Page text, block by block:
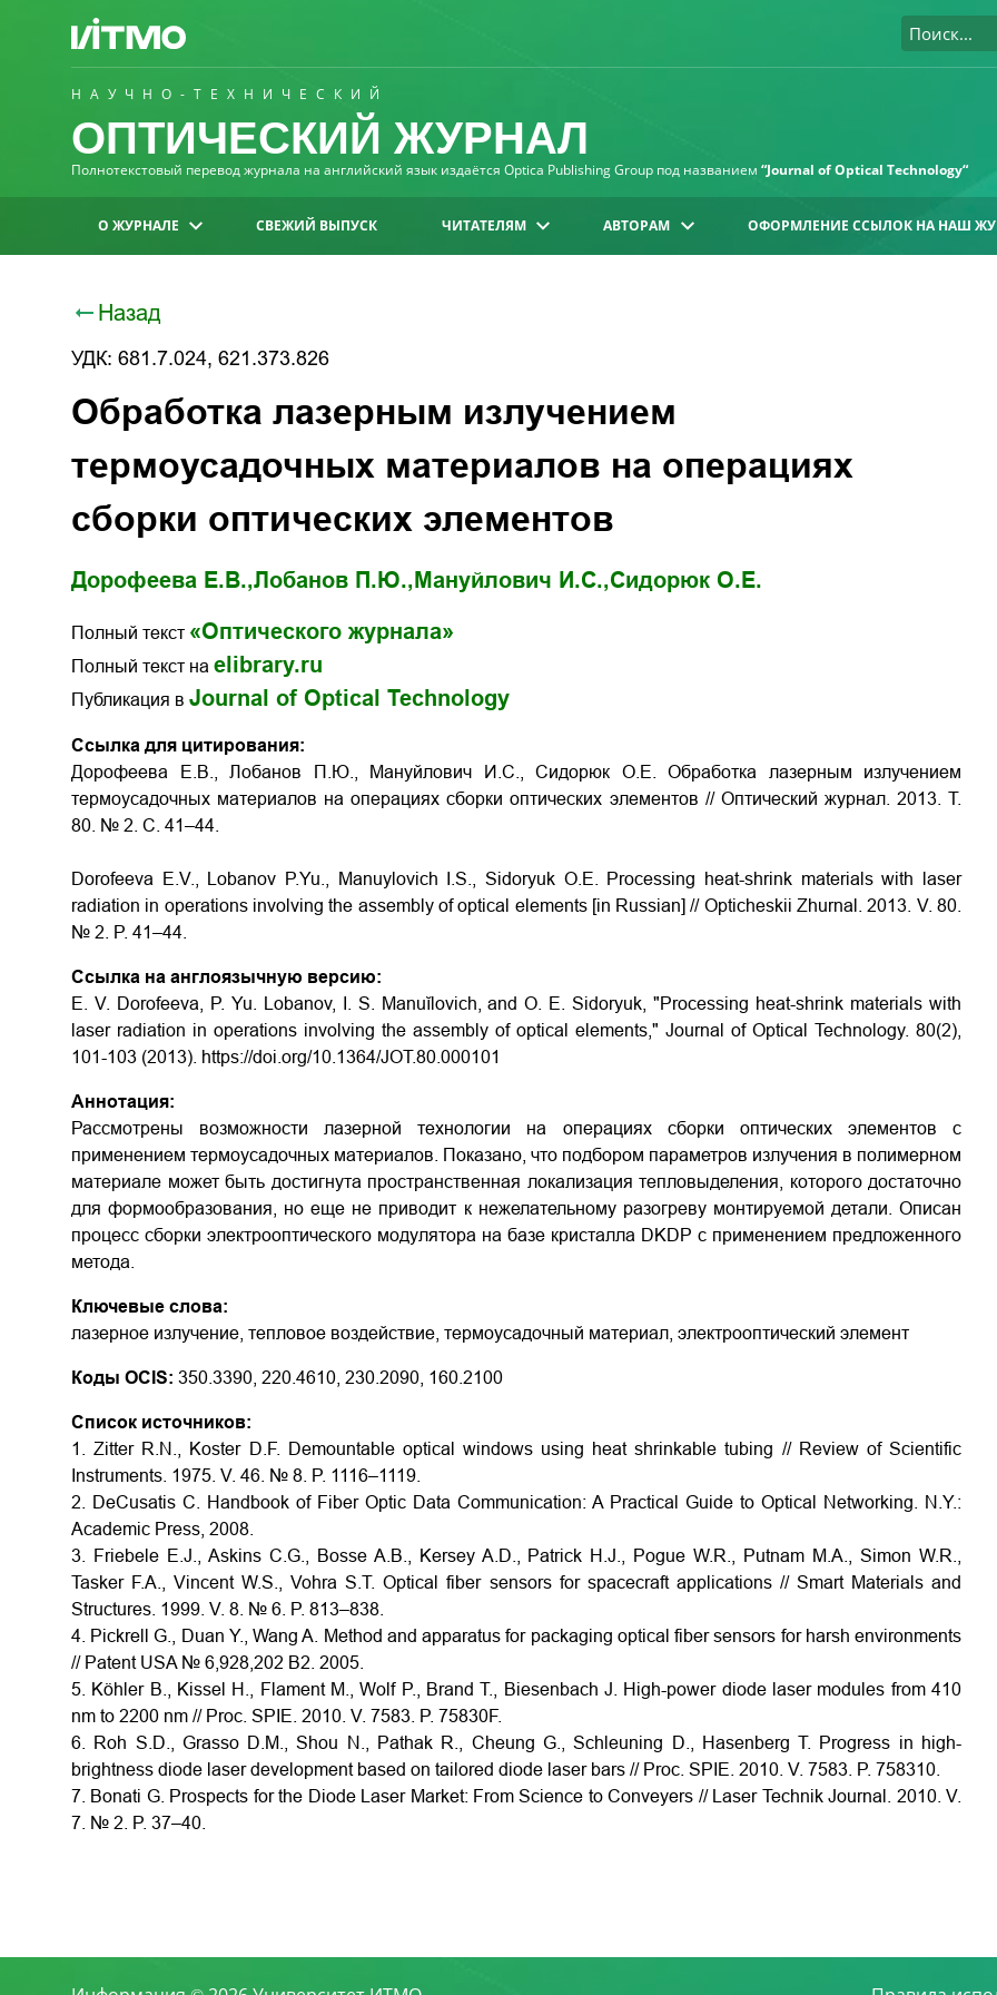
НАУЧНО-ТЕХНИЧЕСКИЙ
ОПТИЧЕСКИЙ ЖУРНАЛ
Полнотекстовый перевод журнала на английский язык издаётся Optica Publishing Group под названием “Journal of Optical Technology“
О ЖУРНАЛЕ СВЕЖИЙ ВЫПУСК ЧИТАТЕЛЯМ АВТОРАМ ОФОРМЛЕНИЕ ССЫЛОК НА НАШ
Назад
УДК: 681.7.024, 621.373.826
Обработка лазерным излучением
термоусадочных материалов на операциях
сборки оптических элементов
Дорофеева Е.В.,Лобанов П.Ю., Мануйлович И.С.,Сидорюк О.Е.
Полный текст «Оптического журнала»
Полный текст на elibrary.ru
Публикация в Journal of Optical Technology
Ссылка для цитирования:
Дорофеева Е.В., Лобанов П.Ю., Мануйлович И.С., Сидорюк О.Е. Обработка лазерным излучением
термоусадочных материалов на операциях сборки оптических элементов // Оптический журнал. 2013. Т.
80. № 2. С. 41–44.
Dorofeeva E.V., Lobanov P.Yu., Manuylovich I.S., Sidoryuk O.E. Processing heat-shrink materials with laser
radiation in operations involving the assembly of optical elements [in Russian] // Opticheskii Zhurnal. 2013. V. 80.
№ 2. P. 41–44.
Ссылка на англоязычную версию:
E. V. Dorofeeva, P. Yu. Lobanov, I. S. Manuĭlovich, and O. E. Sidoryuk, "Processing heat-shrink materials with
laser radiation in operations involving the assembly of optical elements," Journal of Optical Technology. 80(2),
101-103 (2013). https://doi.org/10.1364/JOT.80.000101
Аннотация:
Рассмотрены возможности лазерной технологии на операциях сборки оптических элементов с
применением термоусадочных материалов. Показано, что подбором параметров излучения в полимерном
материале может быть достигнута пространственная локализация тепловыделения, которого достаточно
для формообразования, но еще не приводит к нежелательному разогреву монтируемой детали. Описан
процесс сборки электрооптического модулятора на базе кристалла DKDP с применением предложенного
метода.
Ключевые слова:
лазерное излучение, тепловое воздействие, термоусадочный материал, электрооптический элемент
Коды OCIS: 350.3390, 220.4610, 230.2090, 160.2100
Список источников:
1. Zitter R.N., Koster D.F. Demountable optical windows using heat shrinkable tubing // Review of Scientific
Instruments. 1975. V. 46. № 8. P. 1116–1119.
2. DeCusatis C. Handbook of Fiber Optic Data Communication: A Practical Guide to Optical Networking. N.Y.:
Academic Press, 2008.
3. Friebele E.J., Askins C.G., Bosse A.B., Kersey A.D., Patrick H.J., Pogue W.R., Putnam M.A., Simon W.R.,
Tasker F.A., Vincent W.S., Vohra S.T. Optical fiber sensors for spacecraft applications // Smart Materials and
Structures. 1999. V. 8. № 6. P. 813–838.
4. Pickrell G., Duan Y., Wang A. Method and apparatus for packaging optical fiber sensors for harsh environments
// Patent USA № 6,928,202 B2. 2005.
5. Köhler B., Kissel H., Flament M., Wolf P., Brand T., Biesenbach J. High-power diode laser modules from 410
nm to 2200 nm // Proc. SPIE. 2010. V. 7583. P. 75830F.
6. Roh S.D., Grasso D.M., Shou N., Pathak R., Cheung G., Schleuning D., Hasenberg T. Progress in high-
brightness diode laser development based on tailored diode laser bars // Proc. SPIE. 2010. V. 7583. P. 758310.
7. Bonati G. Prospects for the Diode Laser Market: From Science to Conveyers // Laser Technik Journal. 2010. V.
7. № 2. P. 37–40.